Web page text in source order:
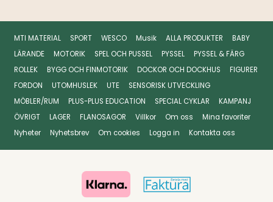
MTI MATERIAL SPORT WESCO Musik ALLA PRODUKTER
BABY
LÄRANDE
MOTORIK SPEL OCH PUSSEL PYSSEL
PYSSEL & FÄRG
ROLLEK
BYGG OCH FINMOTORIK DOCKOR OCH DOCKHUS
FIGURER
FORDON
UTOMHUSLEK UTE
SENSORISK UTVECKLING
MÖBLER/RUM
PLUS-PLUS EDUCATION SPECIAL CYKLAR
KAMPANJ
ÖVRIGT
LAGER FLANOSAGOR Villkor Om oss
Mina favoriter
Nyheter
Nyhetsbrev Om cookies Logga in Kontakta oss